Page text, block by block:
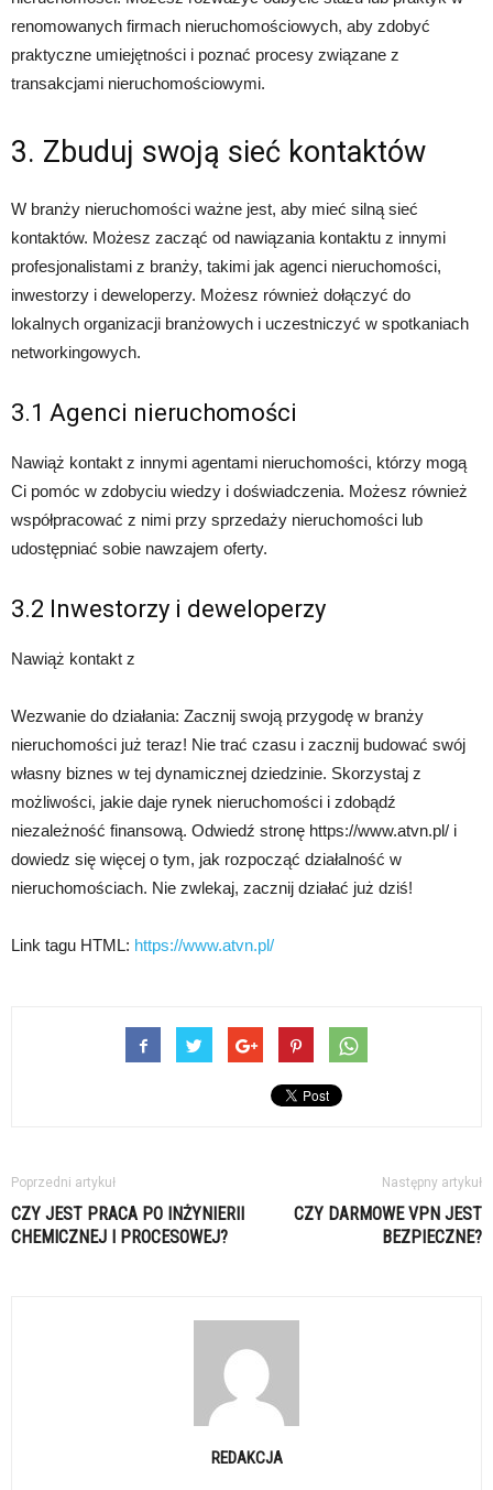
renomowanych firmach nieruchomościowych, aby zdobyć
praktyczne umiejętności i poznać procesy związane z
transakcjami nieruchomościowymi.
3. Zbuduj swoją sieć kontaktów
W branży nieruchomości ważne jest, aby mieć silną sieć
kontaktów. Możesz zacząć od nawiązania kontaktu z innymi
profesjonalistami z branży, takimi jak agenci nieruchomości,
inwestorzy i deweloperzy. Możesz również dołączyć do
lokalnych organizacji branżowych i uczestniczyć w spotkaniach
networkingowych.
3.1 Agenci nieruchomości
Nawiąż kontakt z innymi agentami nieruchomości, którzy mogą
Ci pomóc w zdobyciu wiedzy i doświadczenia. Możesz również
współpracować z nimi przy sprzedaży nieruchomości lub
udostępniać sobie nawzajem oferty.
3.2 Inwestorzy i deweloperzy
Nawiąż kontakt z
Wezwanie do działania: Zacznij swoją przygodę w branży
nieruchomości już teraz! Nie trać czasu i zacznij budować swój
własny biznes w tej dynamicznej dziedzinie. Skorzystaj z
możliwości, jakie daje rynek nieruchomości i zdobądź
niezależność finansową. Odwiedź stronę https://www.atvn.pl/ i
dowiedz się więcej o tym, jak rozpocząć działalność w
nieruchomościach. Nie zwlekaj, zacznij działać już dziś!
Link tagu HTML: https://www.atvn.pl/
Poprzedni artykuł
CZY JEST PRACA PO INŻYNIERII
CHEMICZNEJ I PROCESOWEJ?
Następny artykuł
CZY DARMOWE VPN JEST
BEZPIECZNE?
REDAKCJA